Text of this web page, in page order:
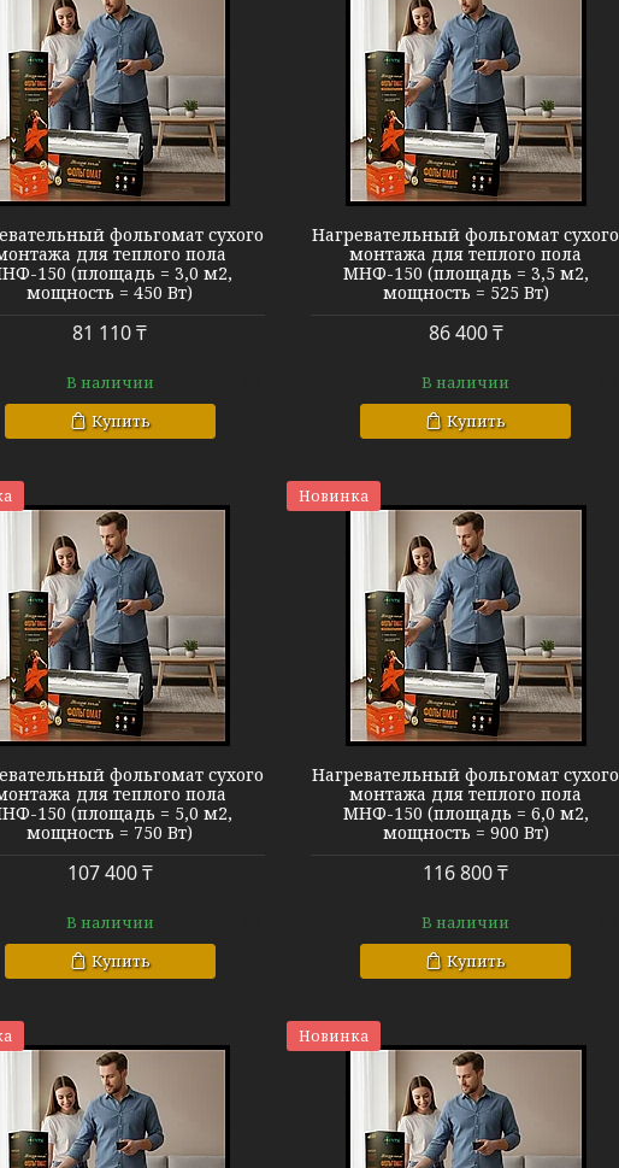
фольгомат сухого
для теплого пола
150 (площадь = 3,0 м2,
мощность = 450 Вт)
81 110 ₸
В наличии
Купить
Теплый пол МНФ-150
Нагревательный фольгомат сухого
монтажа для теплого пола
МНФ-150 (площадь = 3,5 м2,
мощность = 525 Вт)
86 400 ₸
В наличии
Купить
Теплый пол МНФ-150
фольгомат сухого
для теплого пола
150 (площадь = 5,0 м2,
мощность = 750 Вт)
107 400 ₸
В наличии
Купить
Новинка
Теплый пол МНФ-150
Нагревательный фольгомат сухого
монтажа для теплого пола
МНФ-150 (площадь = 6,0 м2,
мощность = 900 Вт)
116 800 ₸
В наличии
Купить
Теплый пол МНФ-150
Новинка